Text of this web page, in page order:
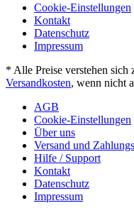
Cookie-Einstellungen
Kontakt
Datenschutz
Impressum
* Alle Preise verstehen sich
Versandkosten, wenn nicht
AGB
Cookie-Einstellungen
Über uns
Versand und
Hilfe / Support
Kontakt
Datenschutz
Impressum